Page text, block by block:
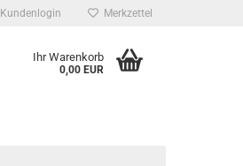
Kundenlogin Merkzettel
Ihr Warenkorb
0,00 EUR